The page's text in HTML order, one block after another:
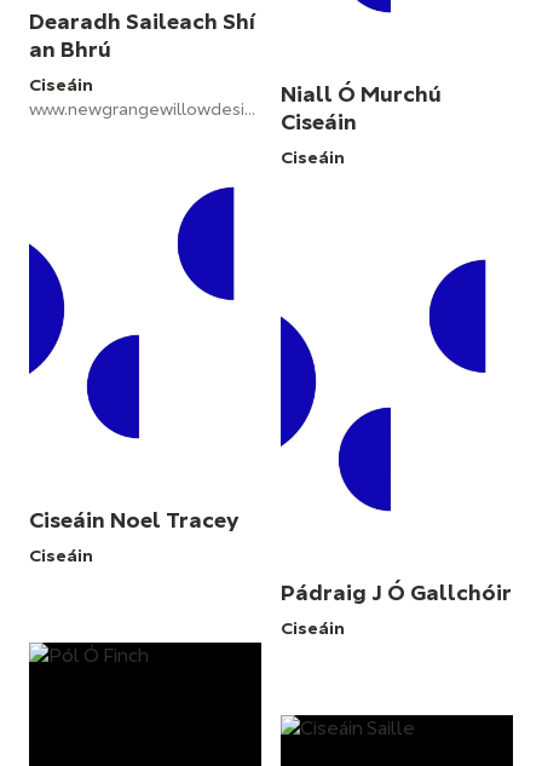
Dearadh Saileach Shí
an Bhrú
Ciseáin
www.newgrangewillowdesign.com
Niall Ó Murchú
Ciseáin
Ciseáin
Ciseáin Noel Tracey
Ciseáin
Pádraig J Ó Gallchóir
Ciseáin